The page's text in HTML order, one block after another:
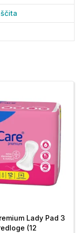
Lady Pad 3
(12